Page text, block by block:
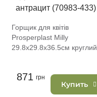
Горщик для квітів
Prosperplast Milly
29.8х29.8х36.5см круглий
871 грн
Купить